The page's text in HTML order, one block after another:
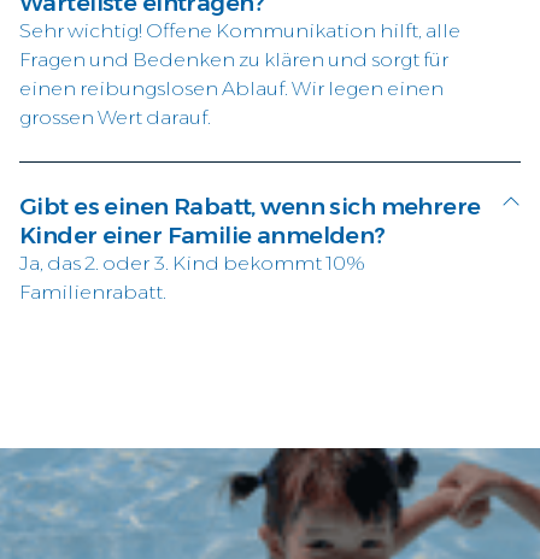
Sehr wichtig! Offene Kommunikation hilft, alle
Fragen und Bedenken zu klären und sorgt für
einen reibungslosen Ablauf. Wir legen einen
grossen Wert darauf.
Gibt es einen Rabatt, wenn sich mehrere
Kinder einer Familie anmelden?
Ja, das 2. oder 3. Kind bekommt 10%
Familienrabatt.